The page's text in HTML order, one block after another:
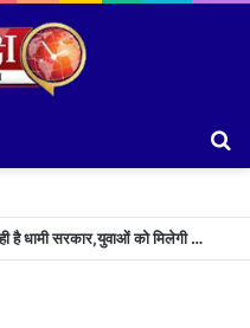
चुनावी साल में भर्ती का पिटारा खोलने जा रही है धामी सरकार,युवाओं को मिलेगी 34 हजार रिकॉर्ड भर्तियों की सौगात